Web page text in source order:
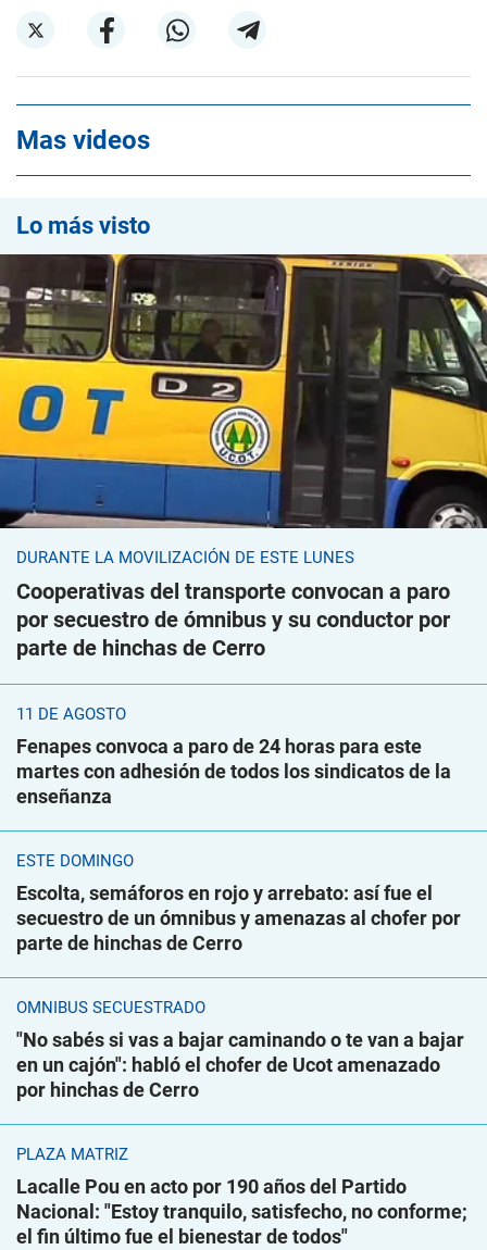
Mas videos
Lo más visto
DURANTE LA MOVILIZACIÓN DE ESTE LUNES
Cooperativas del transporte convocan a paro
por secuestro de ómnibus y su conductor por
parte de hinchas de Cerro
11 DE AGOSTO
Fenapes convoca a paro de 24 horas para este
martes con adhesión de todos los sindicatos de la
enseñanza
ESTE DOMINGO
Escolta, semáforos en rojo y arrebato: así fue el
secuestro de un ómnibus y amenazas al chofer por
parte de hinchas de Cerro
ÓMNIBUS SECUESTRADO
"No sabés si vas a bajar caminando o te van a bajar
en un cajón": habló el chofer de Ucot amenazado
por hinchas de Cerro
PLAZA MATRIZ
Lacalle Pou en acto por 190 años del Partido
Nacional: "Estoy tranquilo, satisfecho, no conforme;
el fin último fue el bienestar de todos"